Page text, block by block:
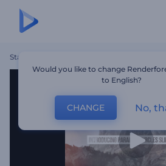
Startseite
Would you like to change
to English?
CHANGE No,